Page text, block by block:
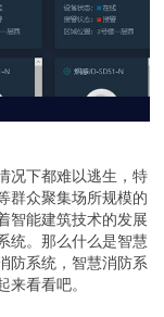
况下都难以逃生，特
群众聚集场所规模的
智能建筑技术的发展
统。那么什么是智慧
防系统，智慧消防系
看看吧。